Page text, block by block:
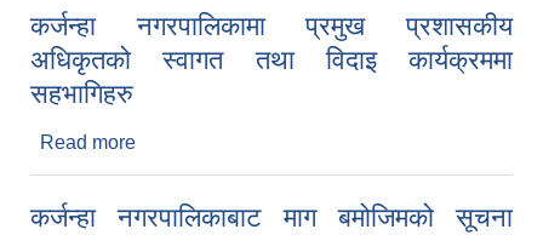
कर्जन्हा नगरपालिकामा प्रमुख प्रशासकीय
अधिकृतको स्वागत तथा विदाइ कार्यक्रममा
सहभागिहरु
Read more
कर्जन्हा नगरपालिकाबाट माग बमोजिमको सूचना